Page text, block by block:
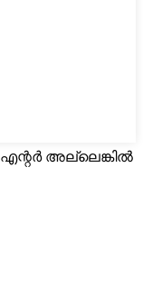
അല്ലെങ്കിൽ